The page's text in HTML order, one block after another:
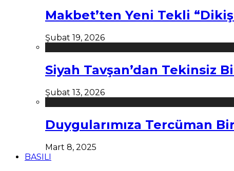
Makbet’ten Yeni Tekli
Şubat 19, 2026
Siyah Tavşan’dan Tekinsiz
Şubat 13, 2026
Duygularımıza Tercüman
Mart 8, 2025
BASILI